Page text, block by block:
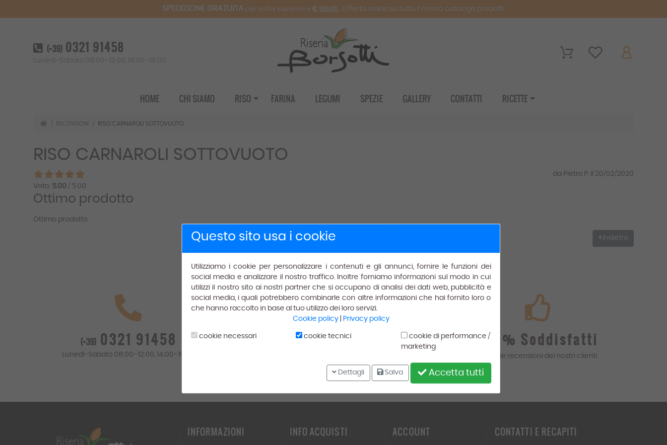
SPEDIZIONE GRATUITA per ordini superiori a € 150.00 . Offerta valida su tutto il nostro catalogo prodotti.
(+39) 0321 91458
HOME CHI SIAMO RISO FARINA LEGUMI SPEZIE GALLERY CONTATTI RICETTE
RECENSIONI RISO CARNAROLI SOTTOVUOTO
RISO CARNAROLI SOTTOVUOTO
Voto: 5.00 / 5.00
da Pietro P. il 20/02/2020
Ottimo prodotto
Ottimo prodotto
Indietro
(+39)0321 91458
Lunedì-Sabato 08:00–12:00, 14:00–19:00
Spedizione gratuita 100% Soddisfatti
Leggi le recensioni dei nostri clienti
INFORMAZIONI INFO ACQUISTI ACCOUNT CONTATTI E RECAPITI
Questo sito usa i cookie
Utilizziamo i cookie per personalizzare i contenuti e gli annunci, fornire le funzioni dei
social media e analizzare il nostro traffico. Inoltre forniamo informazioni sul modo in cui
utilizzi il nostro sito ai nostri partner che si occupano di analisi dei dati web, pubblicità e
social media, i quali potrebbero combinarle con altre informazioni che hai fornito loro o
che hanno raccolto in base al tuo utilizzo dei loro servizi.
Cookie policy| Privacy policy
cookie necessari cookie tecnici
cookie di performance /
marketing
Dettagli Salva Accetta tutti